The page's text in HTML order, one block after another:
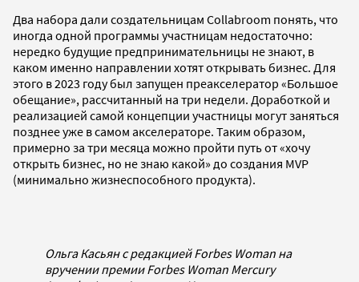
Два набора дали создательницам Collabroom понять, что
иногда одной программы участницам недостаточно:
нередко будущие предпринимательницы не знают, в
каком именно направлении хотят открывать бизнес. Для
этого в 2023 году был запущен преакселератор «Большое
обещание», рассчитанный на три недели. Доработкой и
реализацией самой концепции участницы могут заняться
позднее уже в самом акселераторе. Таким образом,
примерно за три месяца можно пройти путь от «хочу
открыть бизнес, но не знаю какой» до создания MVP
(минимально жизнеспособного продукта).
Ольга Касьян с редакцией Forbes Woman на
вручении премии Forbes Woman Mercury